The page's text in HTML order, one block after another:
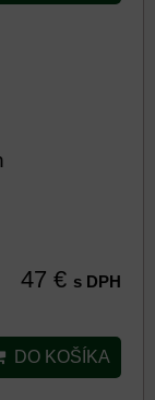
47 € s DPH
DO KOŠÍKA